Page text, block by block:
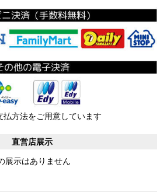
払方法をご用意しています
直営店展示
展示はありません